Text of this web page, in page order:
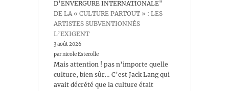
D’ENVERGURE INTERNATIONALE"
DE LA « CULTURE PARTOUT » : LES
ARTISTES SUBVENTIONNÉS
L’EXIGENT
3 août 2026
par nicole Esterolle
Mais attention ! pas n’importe quelle
culture, bien sûr… C’est Jack Lang qui
avait décrété que la culture était